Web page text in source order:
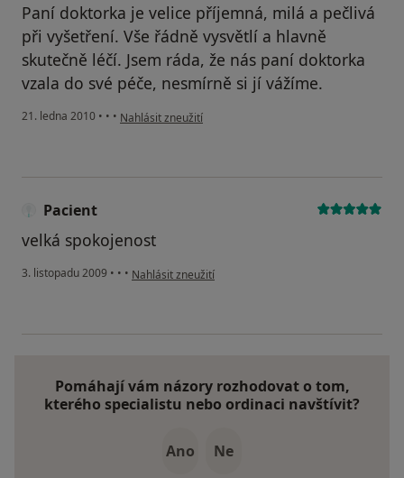
Paní doktorka je velice příjemná, milá a pečlivá
při vyšetření. Vše řádně vysvětlí a hlavně
skutečně léčí. Jsem ráda, že nás paní doktorka
vzala do své péče, nesmírně si jí vážíme.
21. ledna 2010 • • • podle názoru uživatele Pacient
Nahlásit zneužití
Pacient
velká spokojenost
3. listopadu 2009 • • • podle názoru uživatele Pacient
Nahlásit zneužití
Pomáhají vám názory rozhodovat o tom,
kterého specialistu nebo ordinaci navštívit?
Ano Ne